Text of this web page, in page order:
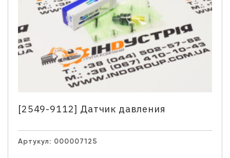
[2549-9112] Датчик давления
Артукул: 000007125